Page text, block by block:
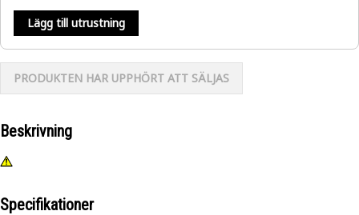
Lägg till utrustning
PRODUKTEN HAR UPPHÖRT ATT SÄLJAS
Beskrivning
Specifikationer